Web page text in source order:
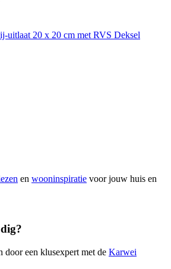
uitlaat 20 x 20 cm met RVS Deksel
en wooninspiratie voor jouw huis en
een klusexpert met de Karwei